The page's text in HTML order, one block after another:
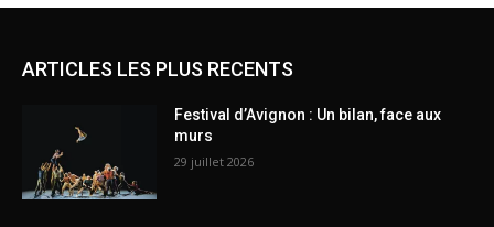
ARTICLES LES PLUS RECENTS
Festival d’Avignon : Un bilan, face aux
murs
29 juillet 2026